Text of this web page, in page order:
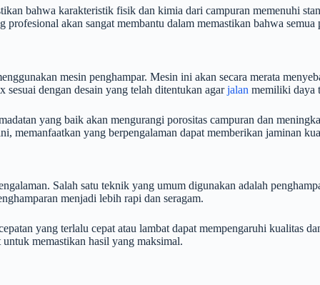
bahwa karakteristik fisik dan kimia dari campuran memenuhi
akan sangat membantu dalam memastikan bahwa
mesin penghampar. Mesin ini akan secara merata
dengan desain yang telah ditentukan agarjalan memiliki daya
yang baik akan mengurangi porositas campuran dan
memanfaatkan yang berpengalaman dapat memberikan jaminan
Salah satu teknik yang umum digunakan adalah
menjadi lebih rapi dan seragam.
yang terlalu cepat atau lambat dapat mempengaruhi kualitas
memastikan hasil yang maksimal.